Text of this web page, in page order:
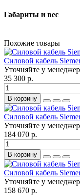
Габариты и вес
Похожие товары
Силовой кабель
Уточняйте у
35 300 р.
В корзину
Силовой кабель
Уточняйте у
184 070 р.
В корзину
Силовой кабель
Уточняйте у
158 670 р.